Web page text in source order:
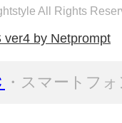
All Rights
ver4 by Netprompt
・スマートフ